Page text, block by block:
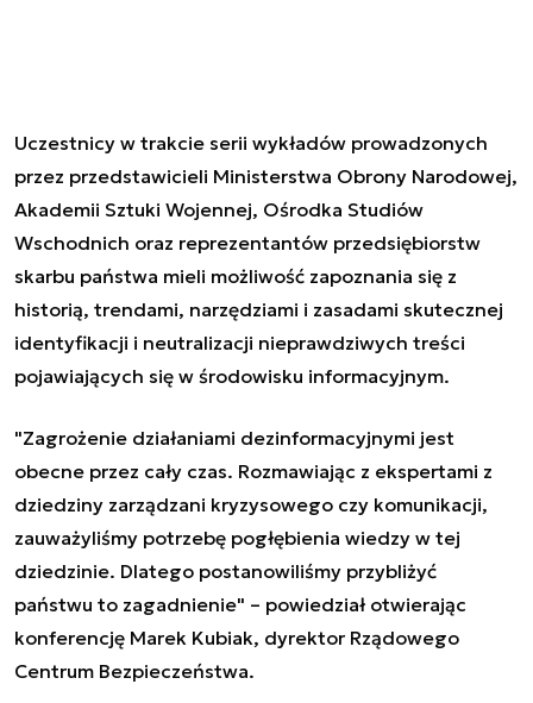
Uczestnicy w trakcie serii wykładów prowadzonych
przez przedstawicieli Ministerstwa Obrony Narodowej,
Akademii Sztuki Wojennej, Ośrodka Studiów
Wschodnich oraz reprezentantów przedsiębiorstw
skarbu państwa mieli możliwość zapoznania się z
historią, trendami, narzędziami i zasadami skutecznej
identyfikacji i neutralizacji nieprawdziwych treści
pojawiających się w środowisku informacyjnym.
"Zagrożenie działaniami dezinformacyjnymi jest
obecne przez cały czas. Rozmawiając z ekspertami z
dziedziny zarządzani kryzysowego czy komunikacji,
zauważyliśmy potrzebę pogłębienia wiedzy w tej
dziedzinie. Dlatego postanowiliśmy przybliżyć
państwu to zagadnienie" – powiedział otwierając
konferencję Marek Kubiak, dyrektor Rządowego
Centrum Bezpieczeństwa.